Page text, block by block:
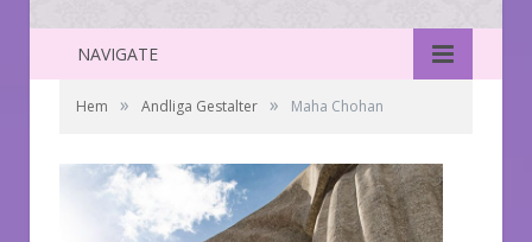
NAVIGATE
Hem » Andliga Gestalter » Maha Chohan